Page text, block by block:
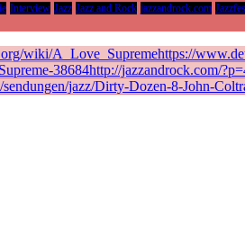
Interview Jazz Jazz and Rock jazzandrock.com
wiki/A_Love_Supremehttps://
38684http://jazzandrock.com/
jazz/Dirty-Dozen-8-John-